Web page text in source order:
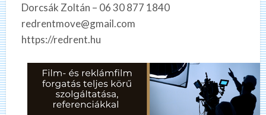
Dorcsák Zoltán – 06 30 877 1840
redrentmove@gmail.com
https://redrent.hu